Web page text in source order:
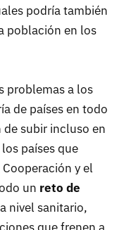
podría también
población en los
problemas a los
de países en todo
subir incluso en
países que
y el
un reto de
nivel sanitario,